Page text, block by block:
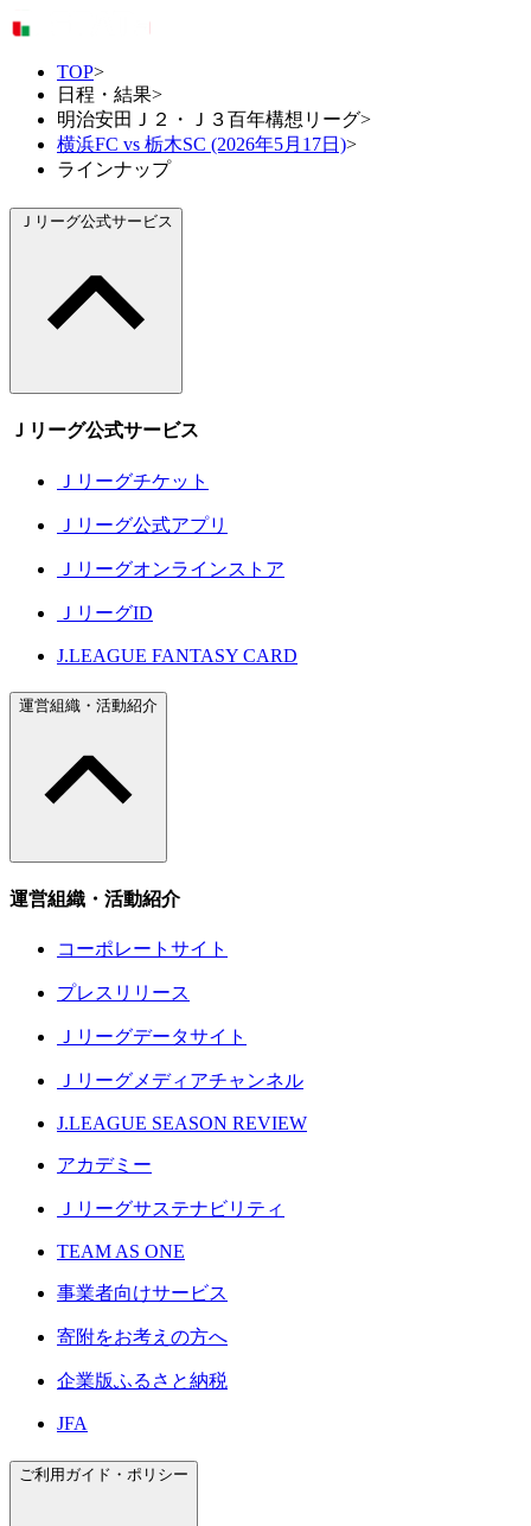
TOP>
日程・結果>
明治安田Ｊ２・Ｊ３百年構想リーグ>
横浜FC vs 栃木SC (2026年5月17日)>
ラインナップ
Ｊリーグ公式サービス
Ｊリーグ公式サービス
Ｊリーグチケット
Ｊリーグ公式アプリ
Ｊリーグオンラインストア
ＪリーグID
J.LEAGUE FANTASY CARD
運営組織・活動紹介
運営組織・活動紹介
コーポレートサイト
プレスリリース
Ｊリーグデータサイト
Ｊリーグメディアチャンネル
J.LEAGUE SEASON REVIEW
アカデミー
Ｊリーグサステナビリティ
TEAM AS ONE
事業者向けサービス
寄附をお考えの方へ
企業版ふるさと納税
JFA
ご利用ガイド・ポリシー